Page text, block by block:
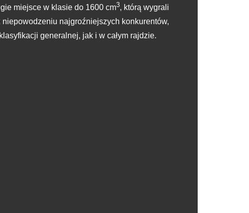
miejsce w klasie do 1600 cm3, którą wygrali
niepowodzeniu najgroźniejszych konkurentów,
generalnej, jak i w całym rajdzie.